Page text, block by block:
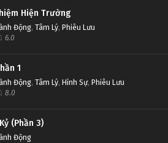
Hiện Trường
Động, Tâm Lý, Phiêu Lưu
6.0
1
Động, Tâm Lý, Hình Sự, Phiêu Lưu
8.0
(Phần 3)
Động